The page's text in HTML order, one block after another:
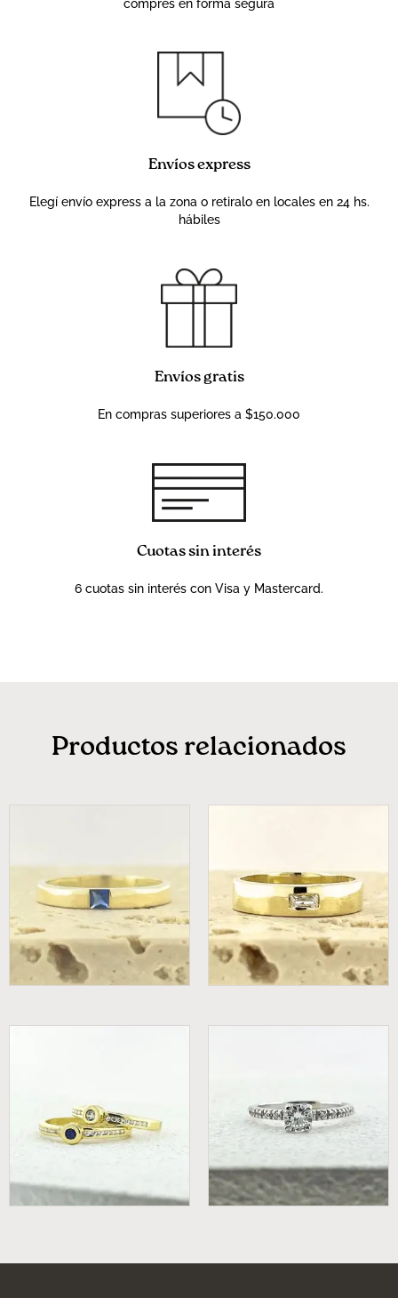
compres en forma segura
Envíos express
Elegí envío express a la zona o retiralo en locales en 24 hs.
hábiles
Envíos gratis
En compras superiores a $150.000
Cuotas sin interés
6 cuotas sin interés con Visa y Mastercard.
Productos relacionados